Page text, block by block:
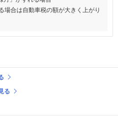
場合は自動車税の額が大きく上がり
る